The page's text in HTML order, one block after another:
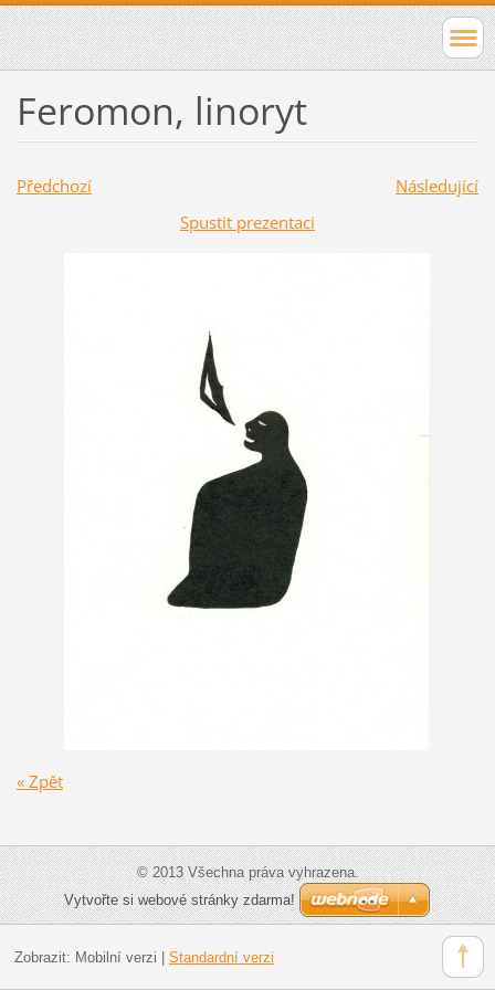
Feromon, linoryt
Předchozí
Následující
Spustit prezentaci
« Zpět
© 2013 Všechna práva vyhrazena.
Vytvořte si webové stránky zdarma!
Zobrazit: Mobilní verzi Standardní verzi